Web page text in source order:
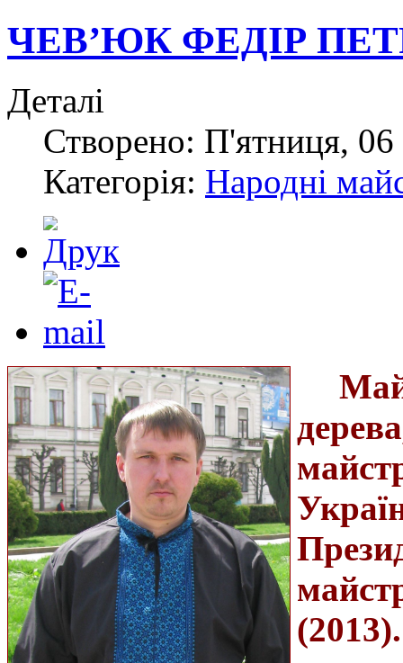
ЧЕВ’ЮК ФЕДІР
Деталі
Створено: П'ятниця, 06
Категорія: Народні
М
(2013).